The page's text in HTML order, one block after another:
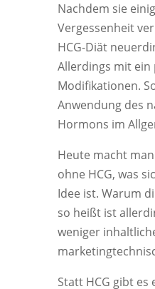
Nachdem sie
Vergessenheit
HCG-Diät
Allerdings mit ein
Modifikationen.
Anwendung des
Hormons im
Heute macht
ohne HCG, was
Idee ist. Warum
so heißt ist
weniger
Statt HCG gibt es